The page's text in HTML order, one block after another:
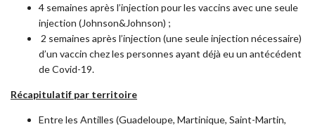
4 semaines après l’injection pour les vaccins avec une seule
injection (Johnson&Johnson) ;
2 semaines après l’injection (une seule injection nécessaire)
d’un vaccin chez les personnes ayant déjà eu un antécédent
de Covid-19.
Récapitulatif par territoire
Entre les Antilles (Guadeloupe, Martinique, Saint-Martin,